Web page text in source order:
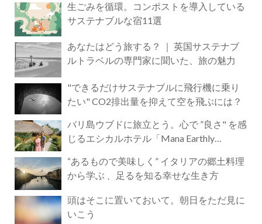
生ごみを循環。コンポストを導入している
サステナブルな宿11選
あなたはどう旅する？ ｜ 英国サステナブ
ルトラベルの専門家に聞いた、旅の魅力
"できるだけサステナブルに飛行機に乗り
たい" CO2排出量を抑えて空を飛ぶには？
バリ島ウブドに旅立とう。心で ”良さ" を感
じるエシカルホテル「Mana Earthly
“あるもので美味しく” イタリアの郷土料理
から学ぶ 、足るを知る幸せな生き方
頭はそこに置いておいて。朝日をただ見に
いこう